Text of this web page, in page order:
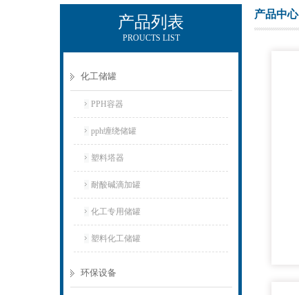
产品列表
PROUCTS LIST
化工储罐
PPH容器
pph缠绕储罐
塑料塔器
耐酸碱滴加罐
化工专用储罐
塑料化工储罐
环保设备
产品中心